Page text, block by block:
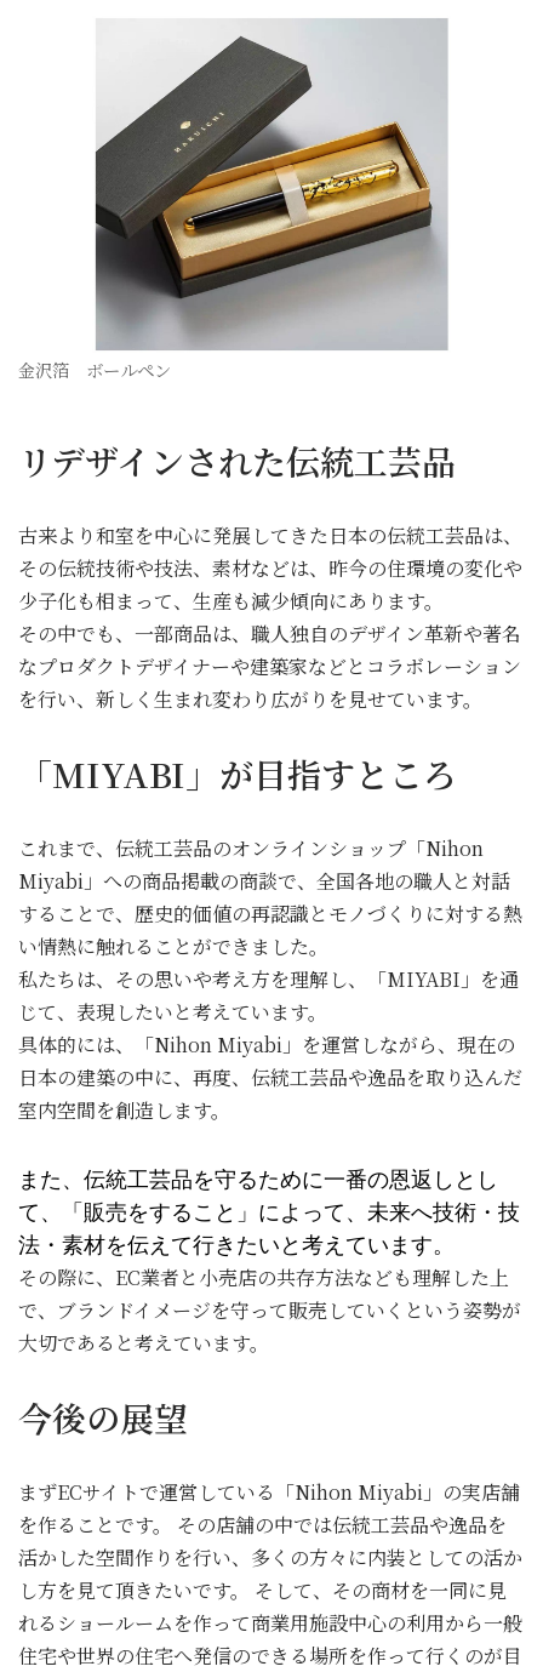
金沢箔 ボールペン
リデザインされた伝統工芸品
古来より和室を中心に発展してきた日本の伝統工芸品は、
その伝統技術や技法、素材などは、昨今の住環境の変化や
少子化も相まって、生産も減少傾向にあります。
その中でも、一部商品は、職人独自のデザイン革新や著名
なプロダクトデザイナーや建築家などとコラボレーション
を行い、新しく生まれ変わり広がりを見せています。
「MIYABI」が目指すところ
これまで、伝統工芸品のオンラインショップ「Nihon
Miyabi」への商品掲載の商談で、全国各地の職人と対話
することで、歴史的価値の再認識とモノづくりに対する熱
い情熱に触れることができました。
私たちは、その思いや考え方を理解し、「MIYABI」を通
じて、表現したいと考えています。
具体的には、「Nihon Miyabi」を運営しながら、現在の
日本の建築の中に、再度、伝統工芸品や逸品を取り込んだ
室内空間を創造します。
また、伝統工芸品を守るために一番の恩返しとし
て、「販売をすること」によって、未来へ技術・技
法・素材を伝えて行きたいと考えています。
その際に、EC業者と小売店の共存方法なども理解した上
で、ブランドイメージを守って販売していくという姿勢が
大切であると考えています。
今後の展望
まずECサイトで運営している「Nihon Miyabi」の実店舗
を作ることです。 その店舗の中では伝統工芸品や逸品を
活かした空間作りを行い、多くの方々に内装としての活か
し方を見て頂きたいです。 そして、その商材を一同に見
れるショールームを作って商業用施設中心の利用から一般
住宅や世界の住宅へ発信のできる場所を作って行くのが目